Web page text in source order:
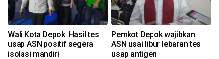
Wali Kota Depok: Hasil tes
usap ASN positif segera
isolasi mandiri
Pemkot Depok wajibkan
ASN usai libur lebaran tes
usap antigen